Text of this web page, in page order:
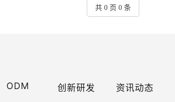
共 0 页 0 条
ODM 创新研发 资讯动态